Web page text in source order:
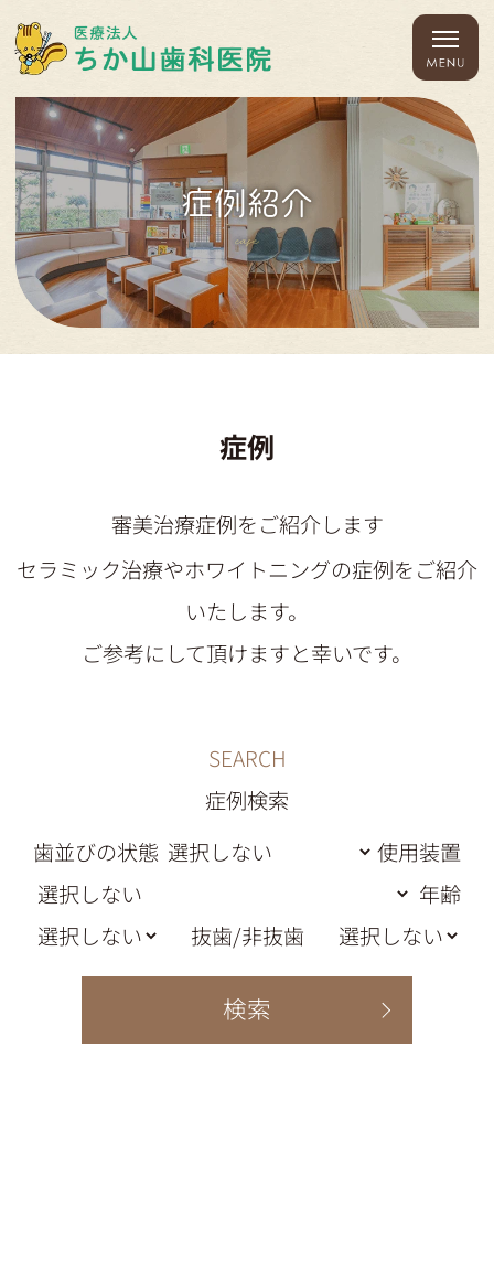
症例紹介
case
症例
審美治療症例をご紹介します
セラミック治療やホワイトニングの症例をご紹介
いたします。
ご参考にして頂けますと幸いです。
SEARCH
症例検索
歯並びの状態
使用装置
年齢
抜歯/非抜歯